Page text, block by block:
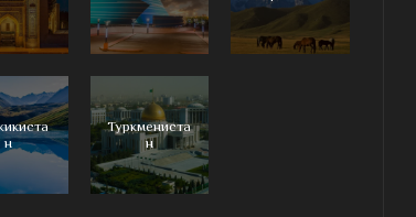
н
Туркмениста
н